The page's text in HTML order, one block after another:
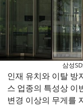
삼성
인재 유치와 이탈 방
스 업종의 특성상 이
변경 이상의 무게를